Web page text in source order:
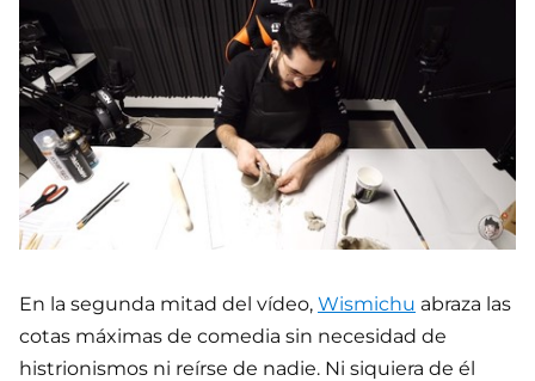
En la segunda mitad del vídeo, Wismichu abraza las
cotas máximas de comedia sin necesidad de
histrionismos ni reírse de nadie. Ni siquiera de él